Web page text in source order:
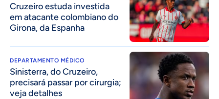
Cruzeiro estuda investida
em atacante colombiano do
Girona, da Espanha
DEPARTAMENTO MÉDICO
Sinisterra, do Cruzeiro,
precisará passar por cirurgia;
veja detalhes